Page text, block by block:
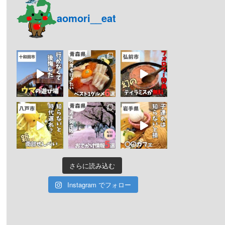
aomori__eat
さらに読み込む
Instagram でフォロー